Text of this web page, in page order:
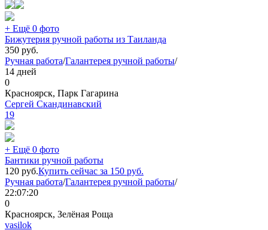
+ Ещё 0 фото
Бижутерия ручной работы из Таиланда
350 руб.
Ручная работа/Галантерея ручной работы/
14 дней
0
Красноярск, Парк Гагарина
Сергей Скандинавский
19
+ Ещё 0 фото
Бантики ручной работы
120 руб.Купить сейчас за 150 руб.
Ручная работа/Галантерея ручной работы/
22:07:20
0
Красноярск, Зелёная Роща
vasilok